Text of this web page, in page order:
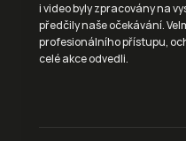
i video byly zpracovány na
předčily naše očekávání.
profesionálního přístupu,